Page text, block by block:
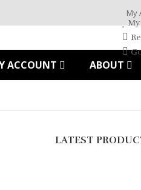
My
ACCOUNT ABOUT
LATEST